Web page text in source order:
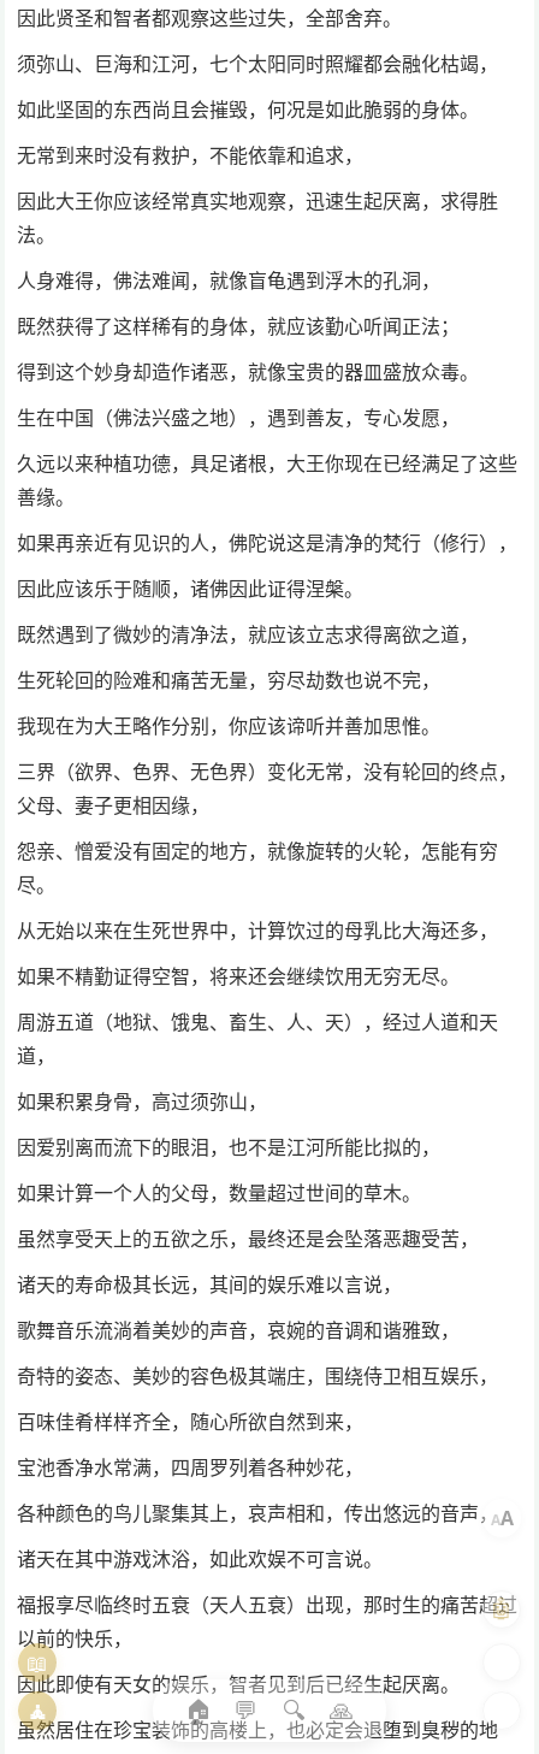
因此贤圣和智者都观察这些过失，全部舍弃。
须弥山、巨海和江河，七个太阳同时照耀都会融化枯竭，
如此坚固的东西尚且会摧毁，何况是如此脆弱的身体。
无常到来时没有救护，不能依靠和追求，
因此大王你应该经常真实地观察，迅速生起厌离，求得胜
法。
人身难得，佛法难闻，就像盲龟遇到浮木的孔洞，
既然获得了这样稀有的身体，就应该勤心听闻正法；
得到这个妙身却造作诸恶，就像宝贵的器皿盛放众毒。
生在中国（佛法兴盛之地），遇到善友，专心发愿，
久远以来种植功德，具足诸根，大王你现在已经满足了这些
善缘。
如果再亲近有见识的人，佛陀说这是清净的梵行（修行），
因此应该乐于随顺，诸佛因此证得涅槃。
既然遇到了微妙的清净法，就应该立志求得离欲之道，
生死轮回的险难和痛苦无量，穷尽劫数也说不完，
我现在为大王略作分别，你应该谛听并善加思惟。
三界（欲界、色界、无色界）变化无常，没有轮回的终点，
父母、妻子更相因缘，
怨亲、憎爱没有固定的地方，就像旋转的火轮，怎能有穷
尽。
从无始以来在生死世界中，计算饮过的母乳比大海还多，
如果不精勤证得空智，将来还会继续饮用无穷无尽。
周游五道（地狱、饿鬼、畜生、人、天），经过人道和天
道，
如果积累身骨，高过须弥山，
因爱别离而流下的眼泪，也不是江河所能比拟的，
如果计算一个人的父母，数量超过世间的草木。
虽然享受天上的五欲之乐，最终还是会坠落恶趣受苦，
诸天的寿命极其长远，其间的娱乐难以言说，
歌舞音乐流淌着美妙的声音，哀婉的音调和谐雅致，
奇特的姿态、美妙的容色极其端庄，围绕侍卫相互娱乐，
百味佳肴样样齐全，随心所欲自然到来，
宝池香净水常满，四周罗列着各种妙花，
各种颜色的鸟儿聚集其上，哀声相和，传出悠远的音声，
诸天在其中游戏沐浴，如此欢娱不可言说。
福报享尽临终时五衰（天人五衰）出现，那时生的痛苦超过
以前的快乐，
因此即使有天女的娱乐，智者见到后已经生起厌离。
虽然居住在珍宝装饰的高楼上，也必定会退堕到臭秽的地
🏠 💬 🔍 🙏
AA
📖
🧘
🤖